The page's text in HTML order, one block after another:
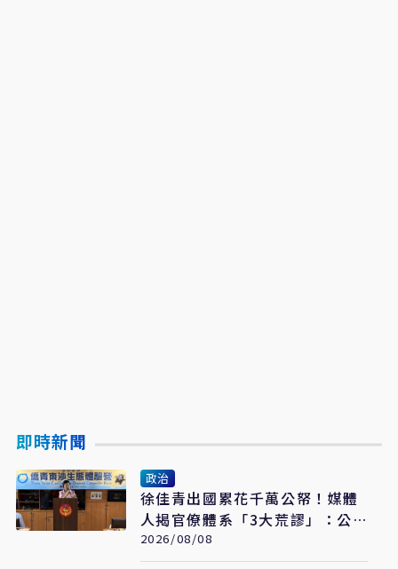
即時新聞
政治
徐佳青出國累花千萬公帑！媒體
人揭官僚體系「3大荒謬」：公
費考察應徹底翻修
2026/08/08